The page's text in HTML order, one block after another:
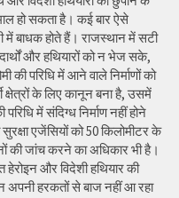
हो सकता है। कई बार ऐसे
में बाधक होते हैं। राजस्थान में सटी
और हथियारों को न भेज सके,
की परिधि में आने वाले निर्माणों को
क्षेत्रों के लिए कानून बना है, उसमें
में संदिग्ध निर्माण नहीं होने
एजेंसियों को 50 किलोमीटर के
की जांच करने का अधिकार भी है।
और विदेशी हथियार की
अपनी हरकतों से बाज नहीं आ रहा